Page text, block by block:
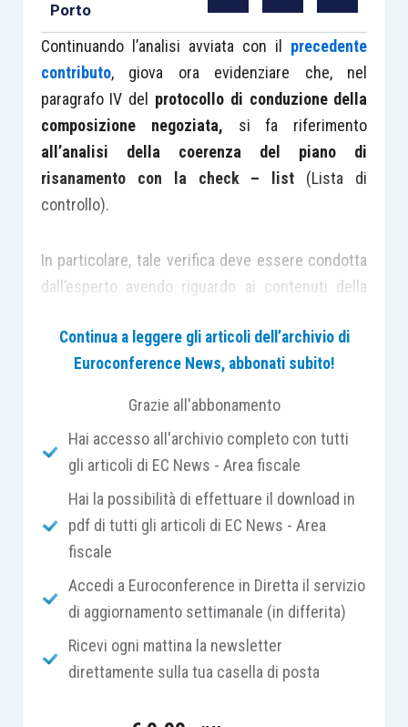
Porto
Continuando l’analisi avviata con il precedente
contributo, giova ora evidenziare che, nel
paragrafo IV del protocollo di conduzione della
composizione negoziata, si fa riferimento
all’analisi della coerenza del piano di
risanamento con la check – list (Lista di
controllo).
In particolare, tale verifica deve essere condotta
dall’esperto avendo riguardo ai contenuti della
risanamento, enunciati nella sezione II degli
allegati al Decreto Ministeriale del 28.09.2021.
la necessità di correggere il piano di
risanamento, anche alla luce di carenze o
incongruenze riscontrate nella situazione
contabile, segnalerà all’imprenditore tale
esigenza, chiedendo un intervento rapido che
può concretizzarsi anche attraverso l’iscrizione
di un fondo rettificativo delle poste attive e la
integrativo.
Continua a leggere gli articoli dell’archivio di
Euroconference News, abbonati subito!
Grazie all'abbonamento
Hai accesso all'archivio completo con tutti
gli articoli di EC News - Area fiscale
Hai la possibilità di effettuare il download in
pdf di tutti gli articoli di EC News - Area
fiscale
Accedi a Euroconference in Diretta il servizio
di aggiornamento settimanale (in differita)
Ricevi ogni mattina la newsletter
direttamente sulla tua casella di posta